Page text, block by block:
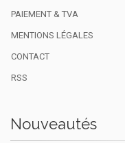
PAIEMENT & TVA
MENTIONS LÉGALES
CONTACT
RSS
Nouveautés